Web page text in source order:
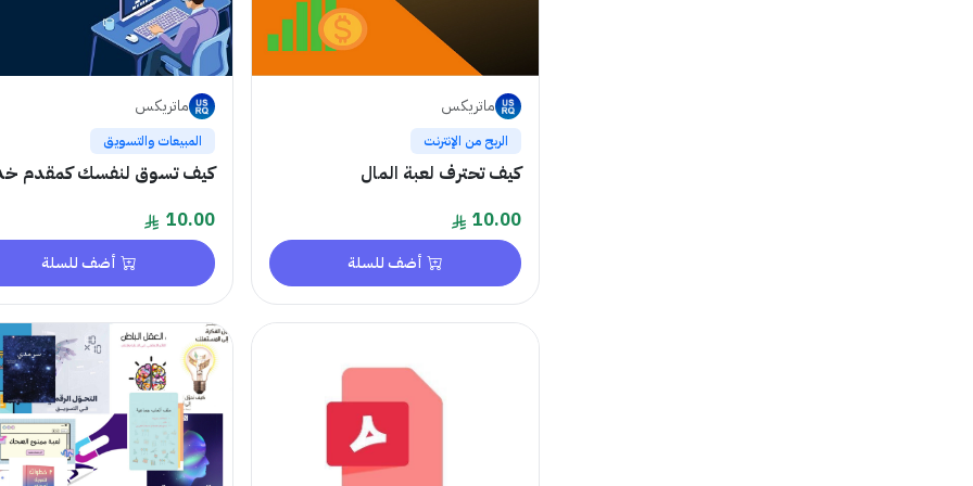
ماتريكس
الربح من الإنترنت
كيف تحترف لعبة المال
10.00
أضف للسلة
ماتريكس
المبيعات والتسويق
كيف تسوق لنفسك كمقدم
10.00
أضف للسلة